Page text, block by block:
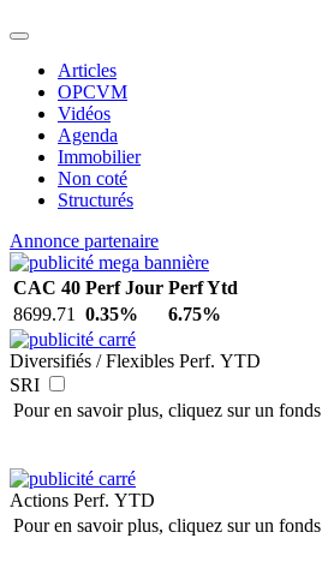
Articles
OPCVM
Vidéos
Agenda
Immobilier
Non coté
Structurés
Annonce partenaire
CAC 40 Perf Jour Perf Ytd
8699.71
0.35% 6.75%
Diversifiés / Flexibles Perf. YTD
SRI
Pour en savoir plus, cliquez sur un fonds
Actions Perf. YTD
Pour en savoir plus, cliquez sur un fonds